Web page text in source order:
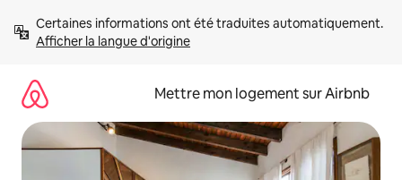
directement
Afficher la langue d'origine
Mettre mon logement sur Airbnb